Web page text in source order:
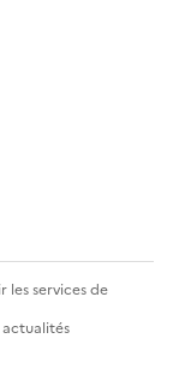
les services de
actualités